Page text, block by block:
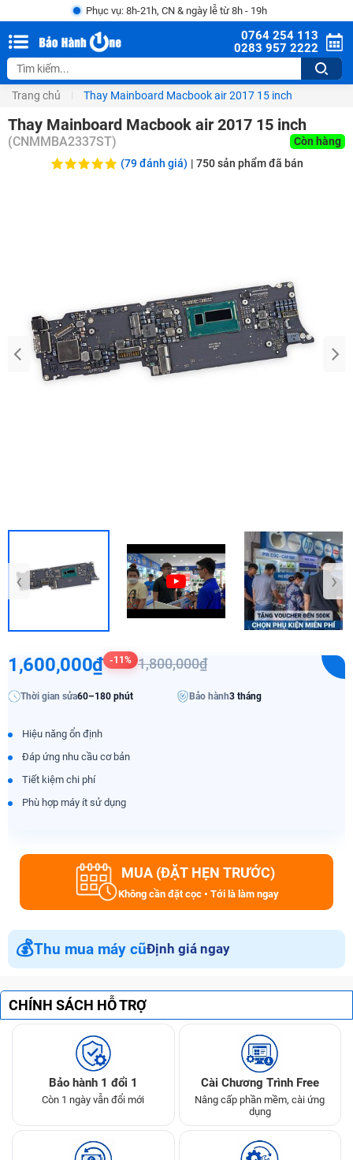
Phục vụ: 8h-21h, CN & ngày lễ từ 8h - 19h
0764 254 113
0283 957 2222
Trang chủ Thay Mainboard Macbook air 2017 15 inch
Thay Mainboard Macbook air 2017 15 inch
(CNMMBA2337ST)
Còn hàng
(79 đánh giá) | 750sản phẩm đã bán
‹ ›
1,600,000₫ -11% 1,800,000₫
Thời gian sửa60–180 phút Bảo hành3 tháng
Hiệu năng ổn định
Đáp ứng nhu cầu cơ bản
Tiết kiệm chi phí
Phù hợp máy ít sử dụng
MUA (ĐẶT HẸN TRƯỚC)
Không cần đặt cọc • Tới là làm ngay
💰Thu mua máy cũĐịnh giá ngay
CHÍNH SÁCH HỖ TRỢ
Bảo hành 1 đổi 1
Còn 1 ngày vẫn đổi mới
Cài Chương Trình Free
Nâng cấp phần mềm, cài ứng
dụng